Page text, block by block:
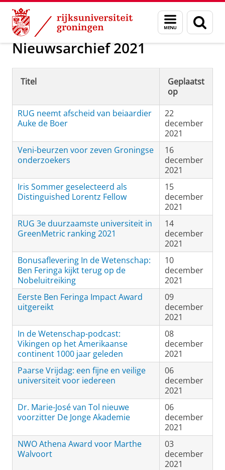
Skip
Content
Skip
Navigation
Menu
en
zoeken
Over ons Actueel Nieuws
Nieuwsarchief 2021
Titel
Geplaatst
op
RUG neemt afscheid van beiaardier
Auke de Boer
22
december
2021
Veni-beurzen voor zeven Groningse
onderzoekers
16
december
2021
Iris Sommer geselecteerd als
Distinguished Lorentz Fellow
15
december
2021
RUG 3e duurzaamste universiteit in
GreenMetric ranking 2021
14
december
2021
Bonusaflevering In de Wetenschap:
Ben Feringa kijkt terug op de
Nobeluitreiking
10
december
2021
Eerste Ben Feringa Impact Award
uitgereikt
09
december
2021
In de Wetenschap-podcast:
Vikingen op het Amerikaanse
continent 1000 jaar geleden
08
december
2021
Paarse Vrijdag: een fijne en veilige
universiteit voor iedereen
06
december
2021
Dr. Marie-José van Tol nieuwe
voorzitter De Jonge Akademie
06
december
2021
NWO Athena Award voor Marthe
Walvoort
03
december
2021